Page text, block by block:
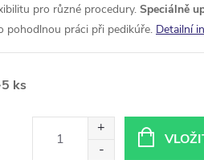
pro různé procedury. Speciálně
pohodlnou práci při pedikúře. Detailní
ks